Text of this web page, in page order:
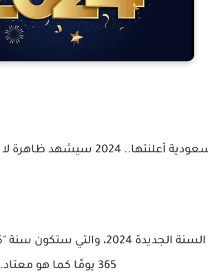
أعلنتها.. 2024 سيشهد ظاهرة لا تتكرر إلا كل 4 سنوات
365 يومًا كما هو معتاد.